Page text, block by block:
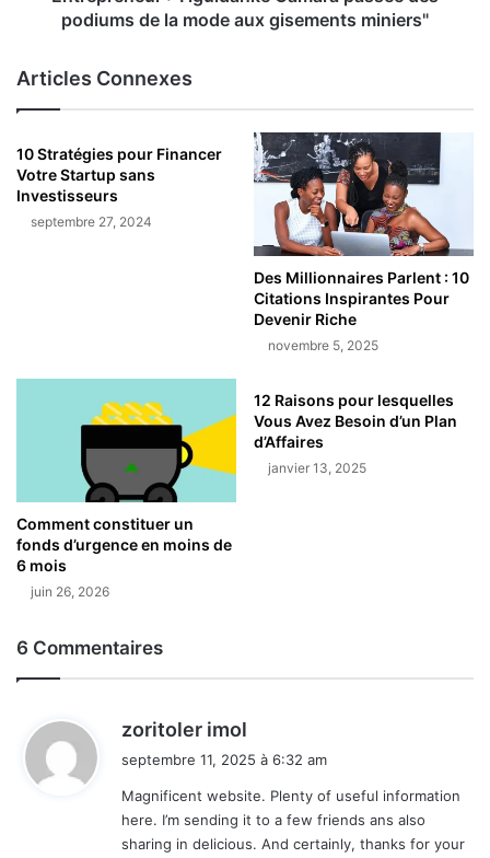
podiums de la mode aux gisements miniers"
Articles Connexes
10 Stratégies pour Financer
Votre Startup sans
Investisseurs
septembre 27, 2024
Des Millionnaires Parlent : 10
Citations Inspirantes Pour
Devenir Riche
novembre 5, 2025
Comment constituer un
fonds d’urgence en moins de
6 mois
juin 26, 2026
12 Raisons pour lesquelles
Vous Avez Besoin d’un Plan
d’Affaires
janvier 13, 2025
6 Commentaires
zoritoler imol
i
:
septembre 11, 2025 à 6:32 am
Magnificent website. Plenty of useful information
here. I’m sending it to a few friends ans also
sharing in delicious. And certainly, thanks for your